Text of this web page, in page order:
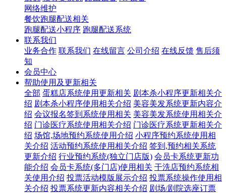
网络维护
餐饮跑腿配送相关
跑腿配送小程序 跑腿配送系统
联系我们
业务合作 联系我们 在线留言 公司介绍 在线反馈 售后须
知
会员中心
帮助使用及更新相关
全部 蛋糕店系统使用更新相关 剧本杀小程序更新相关介
绍 剧本杀小程序使用相关介绍 美容美发系统更新内容介
绍 会议报名签到系统使用相关 美容美发系统使用相关介
绍 门诊医疗系统使用相关介绍 门诊医疗系统更新相关介
绍 场馆,场地预约系统使用介绍 小程序预约系统使用相
关介绍 活动预约系统使用相关介绍 签到,预约相关系统
更新介绍 行业预约系统(独立门店版) 会员卡系统更新功
能介绍 会员卡系统(多门店)使用相关 干洗店预约系统相
关使用介绍 投票活动模版展示介绍 投票系统操作使用相
关介绍 投票系统更新内容相关介绍 剧场/剧院选座订票